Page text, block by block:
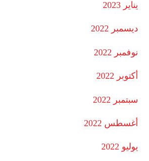
يناير 2023
ديسمبر 2022
نوفمبر 2022
أكتوبر 2022
سبتمبر 2022
أغسطس 2022
يوليو 2022